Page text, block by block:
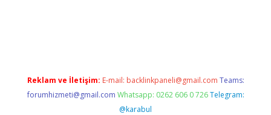
Reklam ve İletişim: E-mail: backlinkpaneli@gmail.com Teams:
forumhizmeti@gmail.com Whatsapp: 0262 606 0 726 Telegram:
@karabul